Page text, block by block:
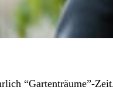
“Gartenträume”-